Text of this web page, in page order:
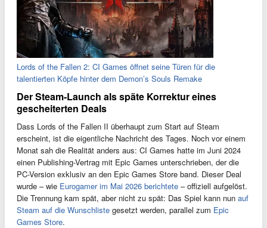
Lords of the Fallen 2: CI Games öffnet seine Türen für die
talentierten Köpfe hinter dem Demon’s Souls Remake
Der Steam-Launch als späte Korrektur eines
gescheiterten Deals
Dass Lords of the Fallen II überhaupt zum Start auf Steam
erscheint, ist die eigentliche Nachricht des Tages. Noch vor einem
Monat sah die Realität anders aus: CI Games hatte im Juni 2024
einen Publishing-Vertrag mit Epic Games unterschrieben, der die
PC-Version exklusiv an den Epic Games Store band. Dieser Deal
wurde – wie Eurogamer im Mai 2026 berichtete – offiziell aufgelöst.
Die Trennung kam spät, aber nicht zu spät: Das Spiel kann nun auf
Steam auf die Wunschliste gesetzt werden, parallel zum Epic
Games Store.